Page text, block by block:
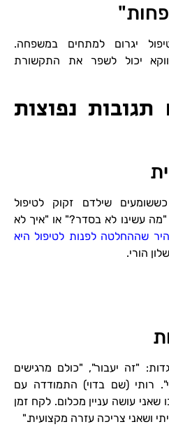
יגרום למתחים במשפחה.
יכול לשפר את התקשורת
נפוצות
שילדם זקוק לטיפול
"מה עשינו לא בסדר?" או "איך לא
שההחלטה לפנות לטיפול היא
הורי.
"זה יעבור", "כולם מרגישים
רותי (שם בדוי) התמודדה עם
שאני עושה עניין מכלום. לקח זמן
ושאני צריכה עזרה מקצועית."